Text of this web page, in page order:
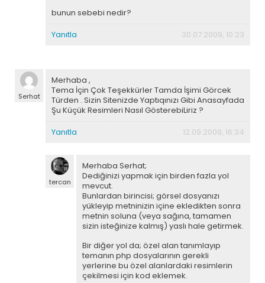
bunun sebebi nedir?
Yanıtla
30.07.2009, 10:23
Serhat
Merhaba ,
Tema İçin Çok Teşekkürler Tamda İşimi Görcek
Türden . Sizin Sitenizde Yaptıqınızı Gibi Anasayfada
Şu Küçük Resimleri Nasıl GösterebiLiriz ?
Yanıtla
12.09.2009, 16:34
tercan
Merhaba Serhat;
Dediğinizi yapmak için birden fazla yol
mevcut.
Bunlardan birincisi; görsel dosyanızı
yükleyip metninizin içine ekledikten sonra
metnin soluna (veya sağına, tamamen
sizin isteğinize kalmış) yaslı hale getirmek.
Bir diğer yol da; özel alan tanımlayıp
temanın php dosyalarının gerekli
yerlerine bu özel alanlardaki resimlerin
çekilmesi için kod eklemek.